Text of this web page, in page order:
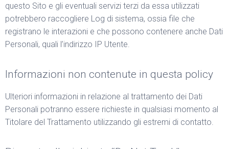
questo Sito e gli eventuali servizi terzi da essa utilizzati
potrebbero raccogliere Log di sistema, ossia file che
registrano le interazioni e che possono contenere anche Dati
Personali, quali l’indirizzo IP Utente.
Informazioni non contenute in questa policy
Ulteriori informazioni in relazione al trattamento dei Dati
Personali potranno essere richieste in qualsiasi momento al
Titolare del Trattamento utilizzando gli estremi di contatto.